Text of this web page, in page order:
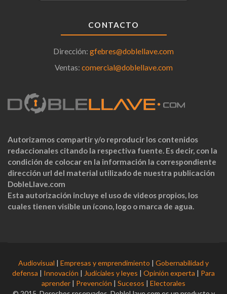
CONTACTO
Dirección: gfebres@doblellave.com
Ventas: comercial@doblellave.com
Autorizamos compartir y/o reproducir los contenidos
redaccionales citando la respectiva fuente. Es decir, con la
condición de colocar en la información la correspondiente
dirección url del material utilizado de nuestra publicación
DobleLlave.com
Esta autorización incluye el uso de videos propios, los
cuales tienen visible un ícono, logo o marca de agua.
Audiovisual | Empresas y emprendimiento | Gobernabilidad y
defensa | Innovación | Judiciales y leyes | Opinión experta | Para
aprender | Prevención | Sucesos | Electorales